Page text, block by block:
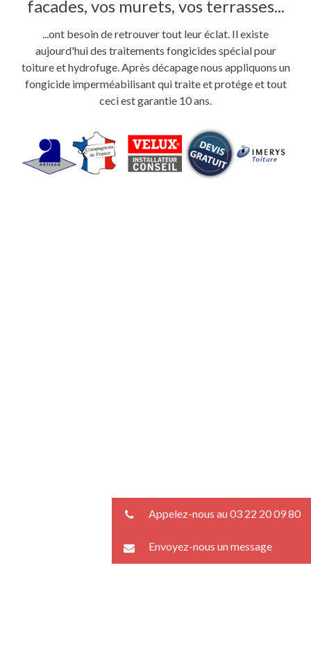
facades, vos murets, vos terrasses...
...ont besoin de retrouver tout leur éclat. Il existe
aujourd'hui des traitements fongicides spécial pour
toiture et hydrofuge. Après décapage nous appliquons un
fongicide imperméabilisant qui traite et protége et tout
ceci est garantie 10 ans.
Appelez-nous au 03 22 20 09 80
Envoyez-nous un message